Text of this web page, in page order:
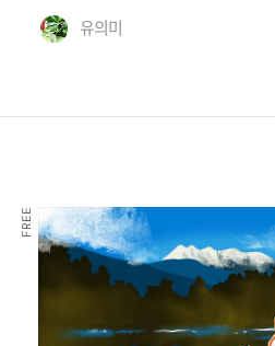
유의미
FREE